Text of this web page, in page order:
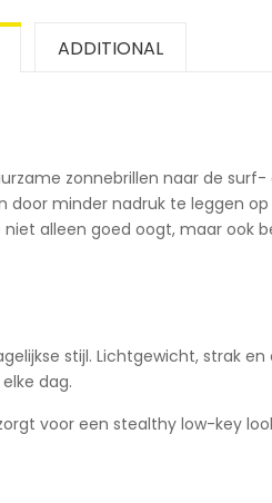
ADDITIONAL
zonnebrillen naar de
minder nadruk te leggen
alleen goed oogt, maar ook
stijl. Lichtgewicht, strak
dag.
voor een stealthy low-key